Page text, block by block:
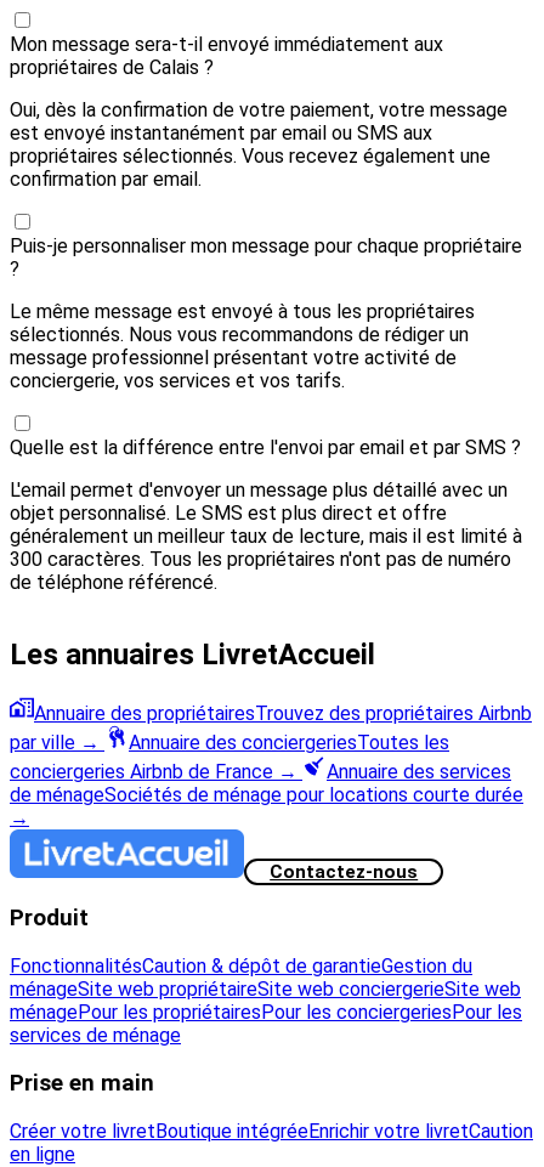
Mon message sera-t-il envoyé immédiatement aux
propriétaires de Calais ?
Oui, dès la confirmation de votre paiement, votre message
est envoyé instantanément par email ou SMS aux
propriétaires sélectionnés. Vous recevez également une
confirmation par email.
Puis-je personnaliser mon message pour chaque propriétaire
?
Le même message est envoyé à tous les propriétaires
sélectionnés. Nous vous recommandons de rédiger un
message professionnel présentant votre activité de
conciergerie, vos services et vos tarifs.
Quelle est la différence entre l'envoi par email et par SMS ?
L'email permet d'envoyer un message plus détaillé avec un
objet personnalisé. Le SMS est plus direct et offre
généralement un meilleur taux de lecture, mais il est limité à
300 caractères. Tous les propriétaires n'ont pas de numéro
de téléphone référencé.
Les annuaires LivretAccueil
Annuaire des propriétairesTrouvez des propriétaires Airbnb
par ville → Annuaire des conciergeriesToutes les
conciergeries Airbnb de France →
Annuaire des services
de ménageSociétés de ménage pour locations courte durée
→
Contactez-nous
Produit
FonctionnalitésCaution & dépôt de garantieGestion du
ménageSite web propriétaireSite web conciergerieSite web
ménagePour les propriétaires Pour les conciergeries Pour les
services de ménage
Prise en main
Créer votre livretBoutique intégréeEnrichir votre livretCaution
en ligne